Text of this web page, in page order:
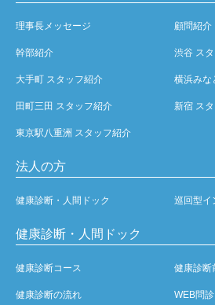
理事長メッセージ 顧問紹介
幹部紹介 渋谷 ス
大手町 スタッフ紹介 横浜みな
田町三田 スタッフ紹介 新宿 ス
東京駅八重洲 スタッフ紹介
法人の方
健康診断・人間ドック 巡回型イ
健康診断・人間ドック
健康診断コース 健康診断
健康診断の流れ WEB問